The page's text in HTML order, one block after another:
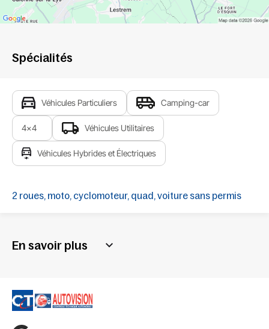
Spécialités
Véhicules Particuliers Camping-car
4x4 Véhicules Utilitaires
Véhicules Hybrides et Électriques
2 roues, moto, cyclomoteur, quad, voiture sans permis
En savoir plus